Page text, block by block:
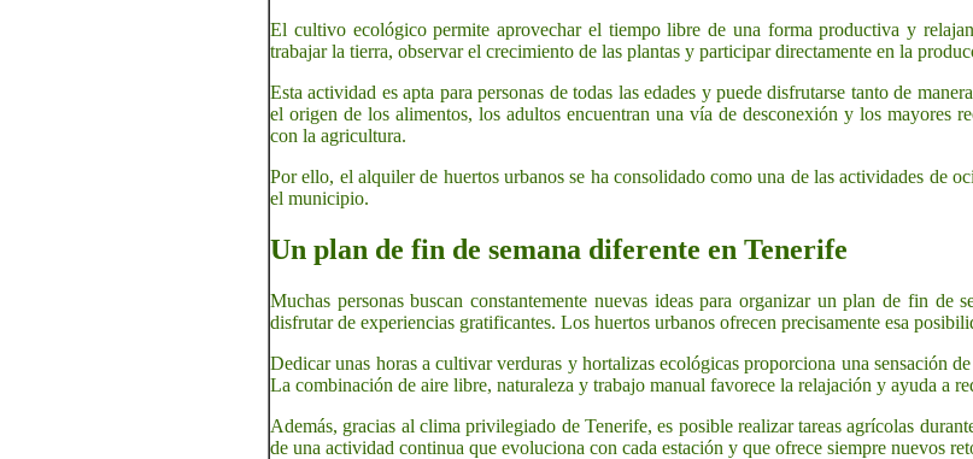
El cultivo ecológico permite aprovechar el tiempo libre de una forma productiva y
trabajar la tierra, observar el crecimiento de las plantas y participar directamente en la
Esta actividad es apta para personas de todas las edades y puede disfrutarse tanto de
el origen de los alimentos, los adultos encuentran una vía de desconexión y los mayores
con la agricultura.
Por ello, el alquiler de huertos urbanos se ha consolidado como una de las actividades de
el municipio.
Un plan de fin de semana diferente en Tenerife
Muchas personas buscan constantemente nuevas ideas para organizar un plan de fin de
disfrutar de experiencias gratificantes. Los huertos urbanos ofrecen precisamente esa
Dedicar unas horas a cultivar verduras y hortalizas ecológicas proporciona una sensación
La combinación de aire libre, naturaleza y trabajo manual favorece la relajación y ayuda a
Además, gracias al clima privilegiado de Tenerife, es posible realizar tareas agrícolas
de una actividad continua que evoluciona con cada estación y que ofrece siempre nuevos